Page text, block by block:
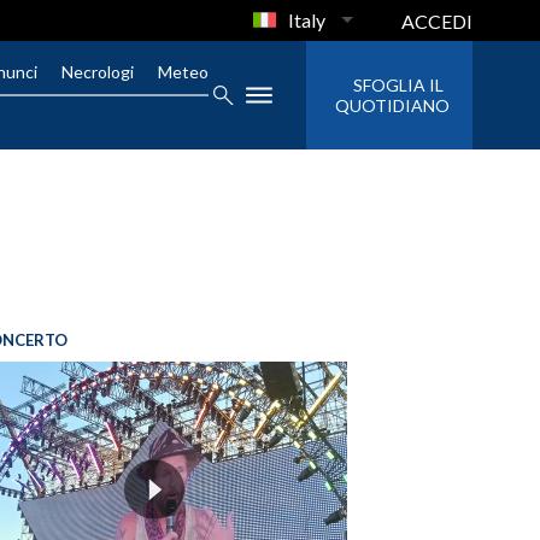
Italy ACCEDI
Necrologi Meteo
SFOGLIA IL
QUOTIDIANO